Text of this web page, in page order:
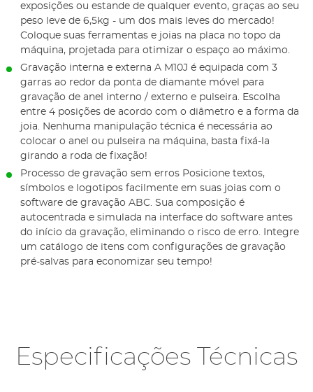
exposições ou estande de qualquer evento, graças ao seu
peso leve de 6,5kg - um dos mais leves do mercado!
Coloque suas ferramentas e joias na placa no topo da
máquina, projetada para otimizar o espaço ao máximo.
Gravação interna e externa A M10J é equipada com 3
garras ao redor da ponta de diamante móvel para
gravação de anel interno / externo e pulseira. Escolha
entre 4 posições de acordo com o diâmetro e a forma da
joia. Nenhuma manipulação técnica é necessária ao
colocar o anel ou pulseira na máquina, basta fixá-la
girando a roda de fixação!
Processo de gravação sem erros Posicione textos,
símbolos e logotipos facilmente em suas joias com o
software de gravação ABC. Sua composição é
autocentrada e simulada na interface do software antes
do início da gravação, eliminando o risco de erro. Integre
um catálogo de itens com configurações de gravação
pré-salvas para economizar seu tempo!
Especificações Técnicas